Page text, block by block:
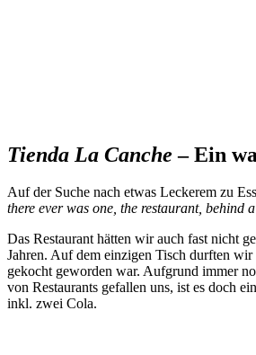
Tienda La Canche – Ein
Auf der Suche nach etwas Leckerem zu
there ever was one, the restaurant, behind
Das Restaurant hätten wir auch fast nicht
Jahren. Auf dem einzigen Tisch durften wir
gekocht geworden war. Aufgrund immer
von Restaurants gefallen uns, ist es doch
inkl. zwei Cola.